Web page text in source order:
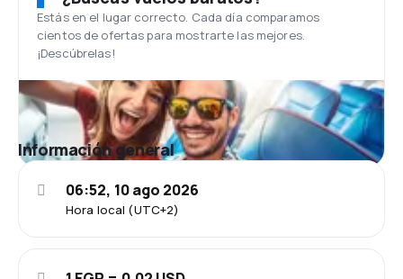
Estás en el lugar correcto. Cada día comparamos
cientos de ofertas para mostrarte las mejores.
¡Descúbrelas!
Información general
Hora local (UTC+2)
06:52, 10 ago 2026